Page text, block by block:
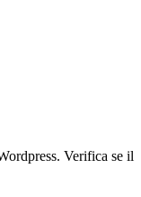
Verifica se il